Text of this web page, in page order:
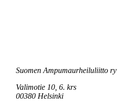
Suomen Ampumaurheiluliitto ry
Valimotie 10, 6. krs
00380 Helsinki